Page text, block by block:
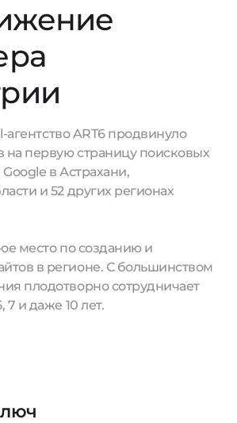
агентство ART6 продвинуло
на первую страницу поисковых
в Астрахани,
и 52 других регионах
ое место по созданию и
в регионе. С большинством
плодотворно сотрудничает
7 и даже 10 лет.